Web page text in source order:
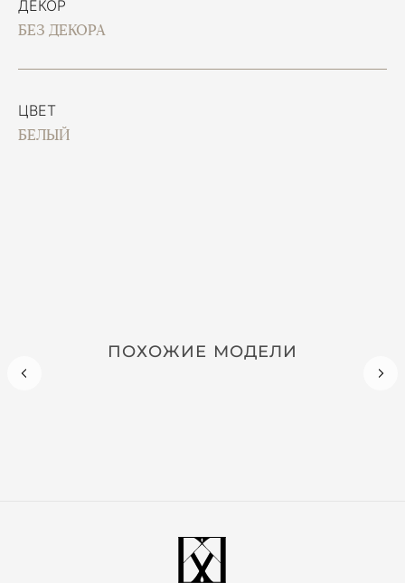
ДЕКОР
БЕЗ ДЕКОРА
ЦВЕТ
БЕЛЫЙ
ПОХОЖИЕ МОДЕЛИ